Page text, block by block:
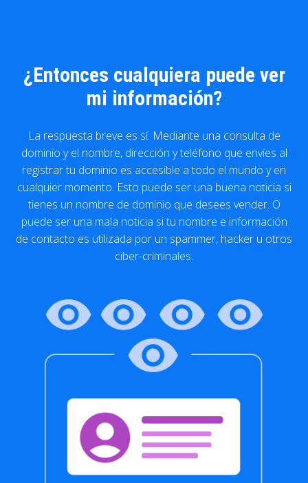
¿Entonces cualquiera puede ver
mi información?
La respuesta breve es sí. Mediante una consulta de
dominio y el nombre, dirección y teléfono que envíes al
registrar tu dominio es accesible a todo el mundo y en
cualquier momento. Esto puede ser una buena noticia si
tienes un nombre de dominio que desees vender. O
puede ser una mala noticia si tu nombre e información
de contacto es utilizada por un spammer, hacker u otros
ciber-criminales.